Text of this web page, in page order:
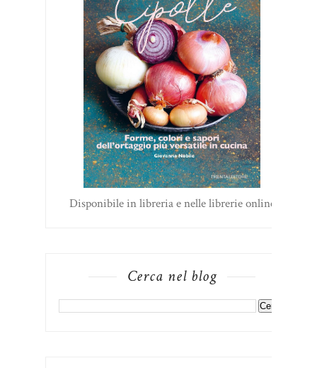
Disponibile in libreria e nelle librerie online
Cerca nel blog